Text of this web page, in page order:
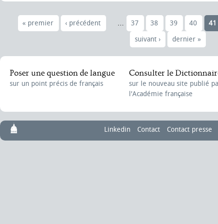
« premier ‹ précédent … 37 38 39 40
41
suivant ›
dernier »
Poser une question de langue
sur un point précis de français
Consulter le
sur le nouveau site publié
l'Académie française
Linkedin Contact Contact presse